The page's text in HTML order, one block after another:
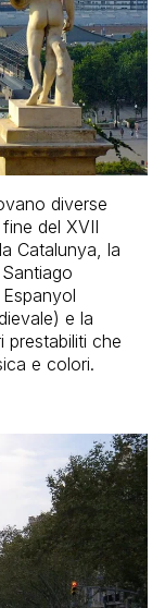
diverse
del XVII
Catalunya, la
e la
prestabiliti che
e colori.